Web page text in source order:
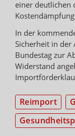
einer deutlichen
In der
Sicherheit in der
Bundestag zur
Widerstand
Reimport